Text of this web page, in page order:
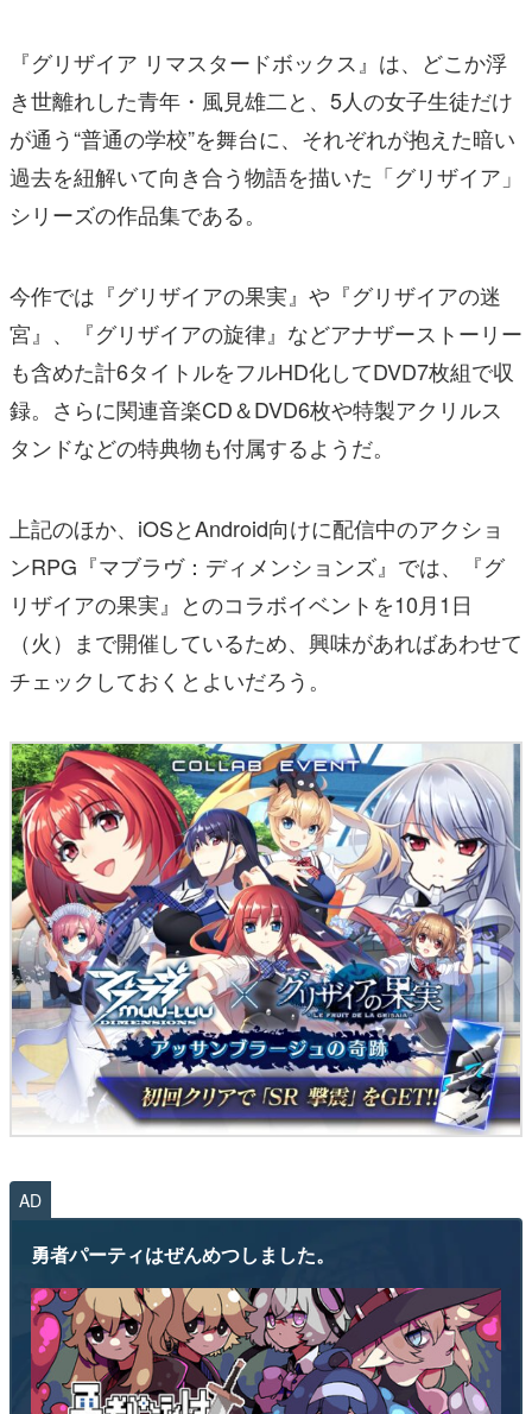
『グリザイア リマスタードボックス』は、どこか浮
き世離れした青年・風見雄二と、5人の女子生徒だけ
が通う“普通の学校”を舞台に、それぞれが抱えた暗い
過去を紐解いて向き合う物語を描いた「グリザイア」
シリーズの作品集である。
今作では『グリザイアの果実』や『グリザイアの迷
宮』、『グリザイアの旋律』などアナザーストーリー
も含めた計6タイトルをフルHD化してDVD7枚組で収
録。さらに関連音楽CD＆DVD6枚や特製アクリルス
タンドなどの特典物も付属するようだ。
上記のほか、iOSとAndroid向けに配信中のアクショ
ンRPG『マブラヴ：ディメンションズ』では、『グ
リザイアの果実』とのコラボイベントを10月1日
（火）まで開催しているため、興味があればあわせて
チェックしておくとよいだろう。
AD
勇者パーティはぜんめつしました。